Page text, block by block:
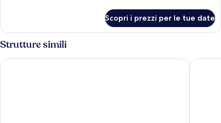
Room,
Terrace
Double
Terrace
Scopri i prezzi per le tue date
Strutture simili
Hotel Rajka Hotel